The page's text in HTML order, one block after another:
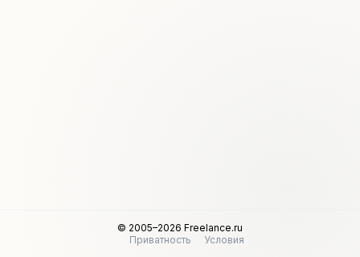
© 2005–2026 Freelance.ru
Приватность
Условия